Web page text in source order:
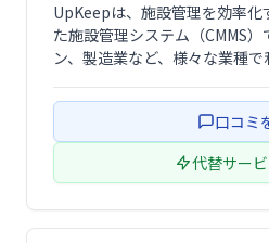
UpKeepは、施設管理を効率
た施設管理システム（CMMS
ン、製造業など、様々な業種
デスクトップ・モバイル両対
ます。 各メンバーは自身のタ
口コミ
代替サー